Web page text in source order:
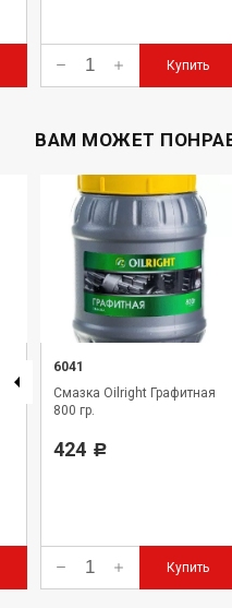
Купить
ВАМ МОЖЕТ
6041
Смазка Oilright Графитная
800 гр.
424 Р
Купить